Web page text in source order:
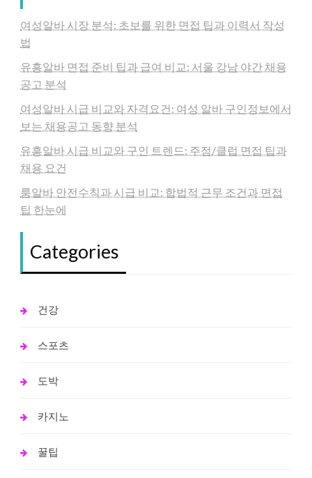
여성알바 시장 분석: 초보를 위한 면접 팁과 이력서 작성
법
유흥알바 면접 준비 팁과 급여 비교: 서울 강남 야간 채용
공고 분석
여성알바 시급 비교와 자격요건: 여성 알바 구인정보에서
보는 채용공고 동향 분석
유흥알바 시급 비교와 구인 트렌드: 주점/클럽 면접 팁과
채용 요건
룸알바 안전수칙과 시급 비교: 합법적 근무 조건과 면접
팁 한눈에
Categories
건강
스포츠
도박
카지노
꿀팁